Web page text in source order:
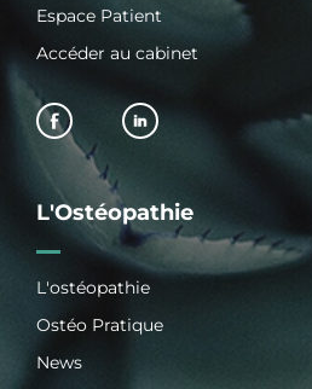
Espace Patient
Accéder au cabinet
L'Ostéopathie
L'ostéopathie
Ostéo Pratique
News